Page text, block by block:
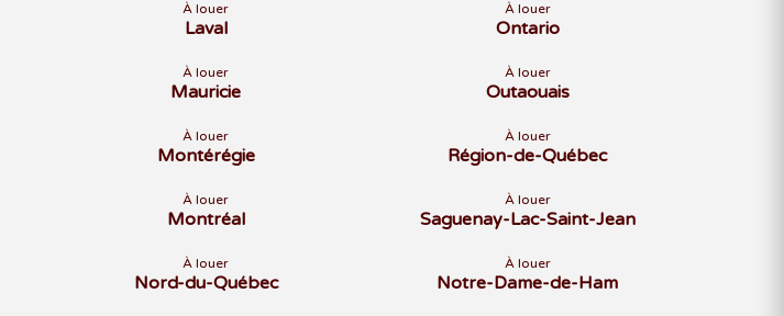
À louer
Laval
À louer
Mauricie
À louer
Montérégie
À louer
Montréal
À louer
Nord-du-Québec
À louer
Ontario
À louer
Outaouais
À louer
Région-de-Québec
À louer
Saguenay-Lac-Saint-Jean
À louer
Notre-Dame-de-Ham